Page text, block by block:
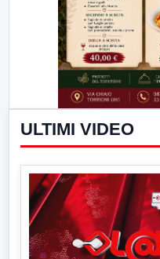
ULTIMI VIDEO